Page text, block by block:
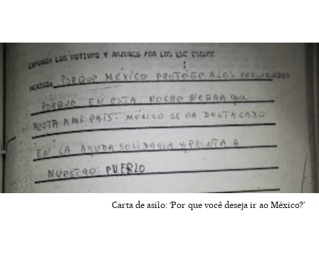
Carta de asilo: ‘Por que você deseja ir ao México?’